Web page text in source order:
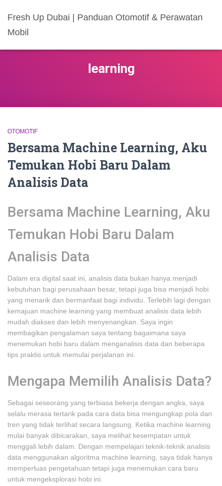
Fresh Up Dubai | Panduan Otomotif & Perawatan
Mobil
learning
OTOMOTIF
Bersama Machine Learning, Aku
Temukan Hobi Baru Dalam
Analisis Data
Bersama Machine Learning, Aku
Temukan Hobi Baru Dalam
Analisis Data
Dalam era digital saat ini, analisis data bukan hanya menjadi
kebutuhan bagi perusahaan besar, tetapi juga bisa menjadi hobi
yang menarik dan bermanfaat bagi individu. Terlebih lagi dengan
kemajuan machine learning yang membuat analisis data lebih
mudah diakses dan lebih menyenangkan. Saya ingin
membagikan pengalaman saya tentang bagaimana saya
menemukan hobi baru dalam menganalisis data dan beberapa
tips praktis untuk memulai perjalanan ini.
Mengapa Memilih Analisis Data?
Sebagai seseorang yang terbiasa bekerja dengan angka, saya
selalu merasa tertarik pada cara data bisa mengungkap pola dan
tren yang tidak terlihat secara langsung. Ketika machine learning
mulai banyak dibicarakan, saya melihat kesempatan untuk
menggali lebih dalam. Dengan mempelajari teknik-teknik analisis
data menggunakan algoritma machine learning, saya tidak hanya
memperluas pengetahuan tetapi juga menemukan cara baru
untuk mengeksplorasi hobi ini.